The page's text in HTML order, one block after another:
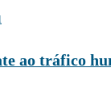
ao tráfico